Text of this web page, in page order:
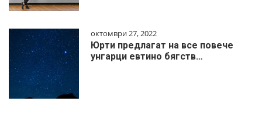
октомври 27, 2022
Юрти предлагат на все повече
унгарци евтино бягств…